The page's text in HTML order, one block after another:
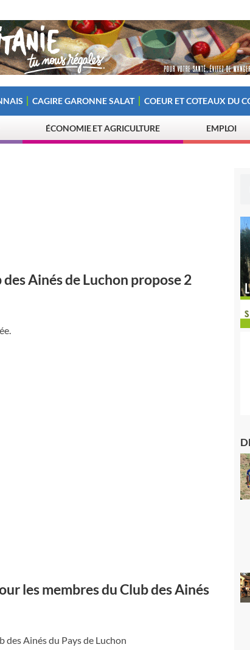
CAGIRE GARONNE SALAT COEUR ET COTEAUX DU
ÉCONOMIE ET AGRICULTURE EMPLOI
des Ainés de Luchon propose 2
les membres du Club des Ainés
des Ainés du Pays de Luchon